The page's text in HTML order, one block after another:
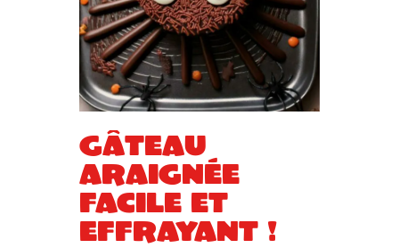
Gâteau
araignée
facile et
effrayant !